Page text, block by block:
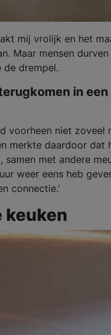
mij vrolijk en het
Maar mensen
de drempel.
in
voorheen niet
merkte daardoor dat
met andere
weer eens heb
connectie.'
keuken